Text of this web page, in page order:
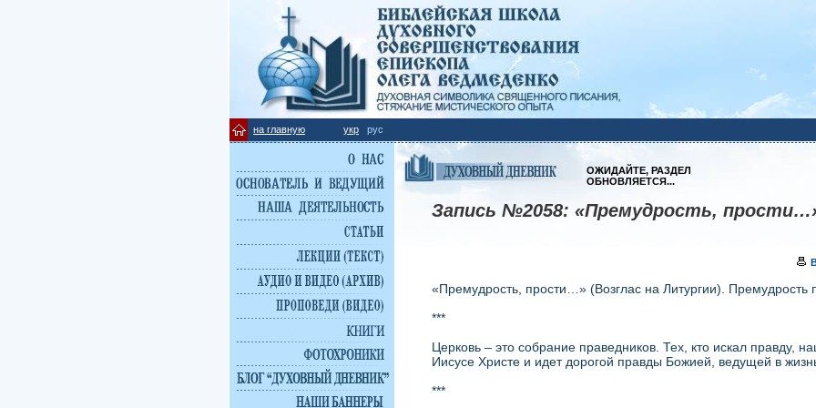
на главную укр рус
ОЖИДАЙТЕ, РАЗДЕЛ
ОБНОВЛЯЕТСЯ...
Запись №2058: «Премудрость,
«Премудрость, прости…» (Возглас на Литургии). Премудрость
***
Церковь – это собрание праведников. Тех, кто искал правду,
Иисусе Христе и идет дорогой правды Божией, ведущей в
***